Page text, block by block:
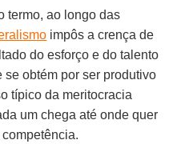
termo, ao longo das
impôs a crença de
do esforço e do talento
obtém por ser produtivo
típico da meritocracia
um chega até onde quer